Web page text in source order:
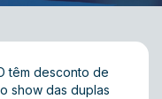
têm desconto de
show das duplas